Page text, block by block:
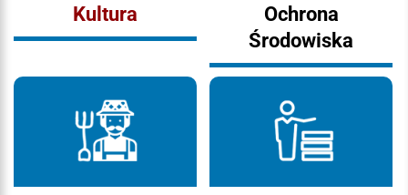
Kultura
Ochrona
Środowiska